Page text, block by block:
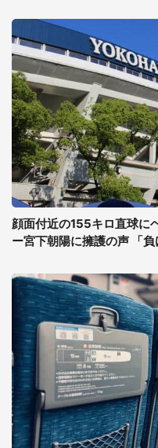
顔面付近の155キロ直球に
ー宮下朝陽に擁護の声 「